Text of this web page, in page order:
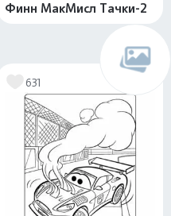
Финн МакМисл Тачки-2
631